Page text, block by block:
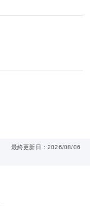
最終更新日：2026/08/06